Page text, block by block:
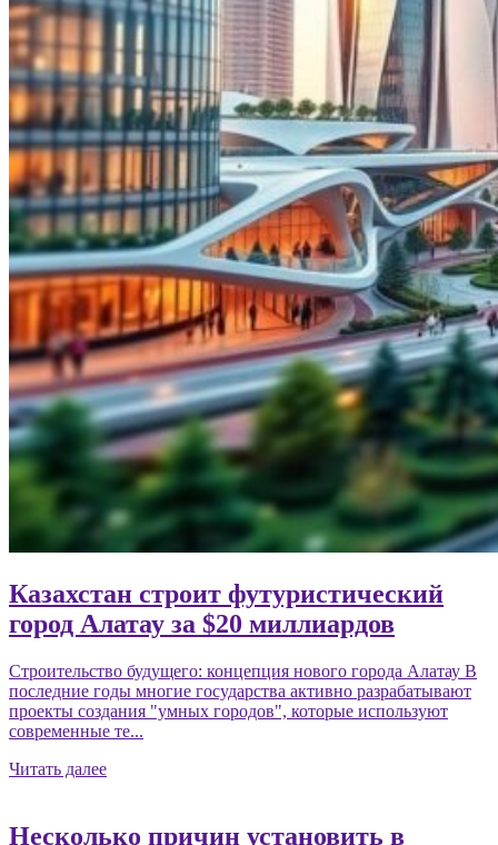
Казахстан строит футуристический
город Алатау за $20 миллиардов
Строительство будущего: концепция нового города Алатау В
последние годы многие государства активно разрабатывают
проекты создания "умных городов", которые используют
современные те...
Читать далее
Несколько причин установить в